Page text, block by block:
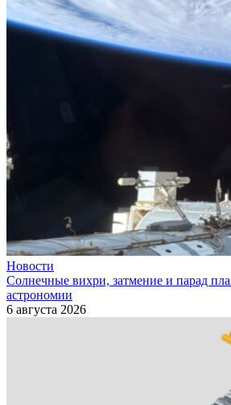
Новости
Солнечные вихри, затмение и парад
астрономии
6 августа 2026